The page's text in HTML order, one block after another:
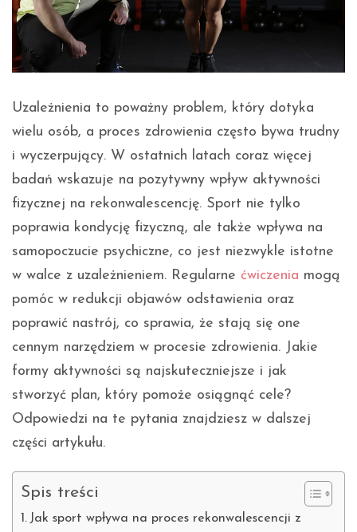
Uzależnienia to poważny problem, który dotyka
wielu osób, a proces zdrowienia często bywa trudny
i wyczerpujący. W ostatnich latach coraz więcej
badań wskazuje na pozytywny wpływ aktywności
fizycznej na rekonwalescencję. Sport nie tylko
poprawia kondycję fizyczną, ale także wpływa na
samopoczucie psychiczne, co jest niezwykle istotne
w walce z uzależnieniem. Regularne ćwiczenia mogą
pomóc w redukcji objawów odstawienia oraz
poprawić nastrój, co sprawia, że stają się one
cennym narzędziem w procesie zdrowienia. Jakie
formy aktywności są najskuteczniejsze i jak
stworzyć plan, który pomoże osiągnąć cele?
Odpowiedzi na te pytania znajdziesz w dalszej
części artykułu.
Spis treści
Jak sport wpływa na proces rekonwalescencji z